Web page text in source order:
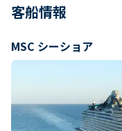
客船情報
MSC シーショア